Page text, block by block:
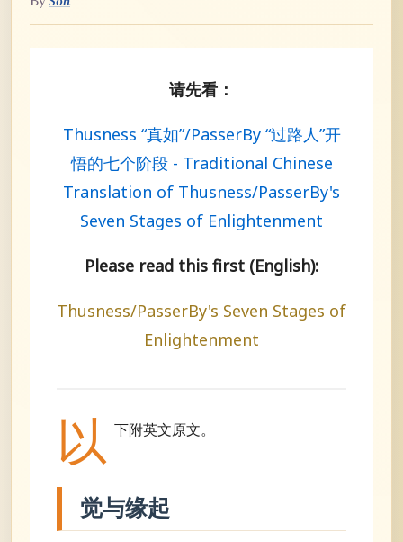
请先看：
Thusness “真如”/PasserBy “过路人”开
悟的七个阶段 - Traditional Chinese
Translation of Thusness/PasserBy's
Seven Stages of Enlightenment
Please read this first (English):
Thusness/PasserBy's Seven Stages of
Enlightenment
以 下附英文原文。
觉与缘起